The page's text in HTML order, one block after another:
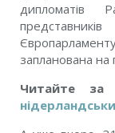
дипломатів
запланована на
Читайте